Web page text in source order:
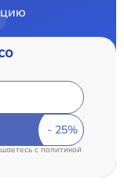
cполитикой